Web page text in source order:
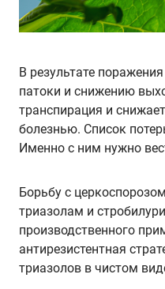
В результате
патоки и снижению
транспирация и
болезнью. Список
Именно с ним нужно
Борьбу с
триазолам и
производственного
антирезистентная
триазолов в чистом